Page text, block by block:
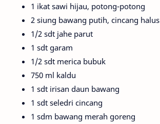
1 ikat sawi hijau, potong-potong
2 siung bawang putih, cincang halus
1/2 sdt jahe parut
1 sdt garam
1/2 sdt merica bubuk
750 ml kaldu
1 sdt irisan daun bawang
1 sdt seledri cincang
1 sdm bawang merah goreng